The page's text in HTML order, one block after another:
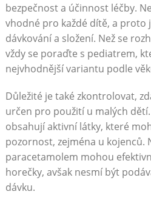
bezpečnost a účinnost léčby.
vhodné pro každé dítě, a proto
dávkování a složení. Než se
vždy se poraďte s pediatrem,
nejvhodnější variantu podle
Důležité je také zkontrolovat,
určen pro použití u malých
obsahují aktivní látky, které
pozornost, zejména u kojenců.
paracetamolem mohou
horečky, avšak nesmí být
dávku.